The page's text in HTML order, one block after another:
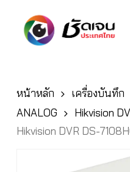
หน้าหลัก เครื่องบันทึก
ANALOG
Hikvision
Hikvision DVR DS-